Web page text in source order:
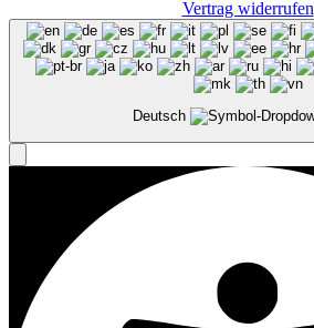
Vertrag widerrufen
Deutsch